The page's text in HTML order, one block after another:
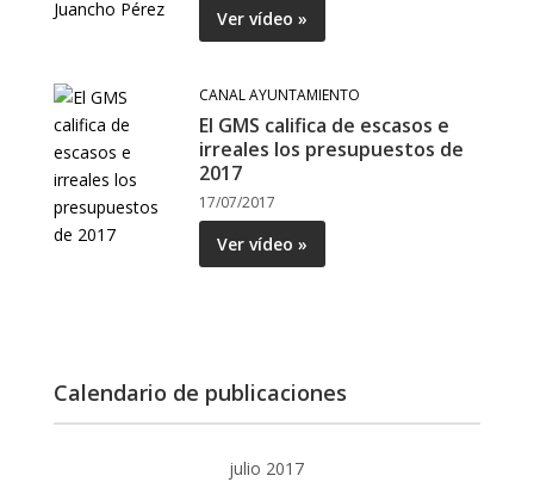
Ver vídeo »
CANAL AYUNTAMIENTO
El GMS califica de escasos e
irreales los presupuestos de
2017
17/07/2017
Ver vídeo »
Calendario de publicaciones
julio 2017